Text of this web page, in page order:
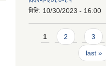
मिति: 10/30/2023 - 16:00
Pages
1 2 3
last »